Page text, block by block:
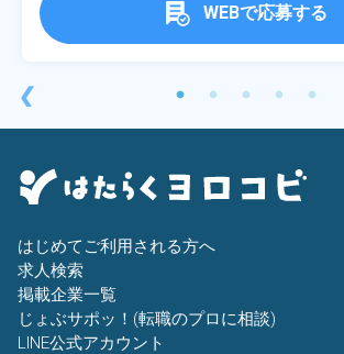
❮
WEBで応募する
はじめてご利用される方へ
求人検索
掲載企業一覧
じょぶサポッ！(転職のプロに相談)
LINE公式アカウント